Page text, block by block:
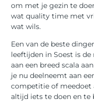
om met je gezin te
wat quality time met
wat wils.
Een van de beste
leeftijden in Soest is
aan een breed scala
je nu deelneemt aan
competitie of meedoet
altijd iets te doen en te